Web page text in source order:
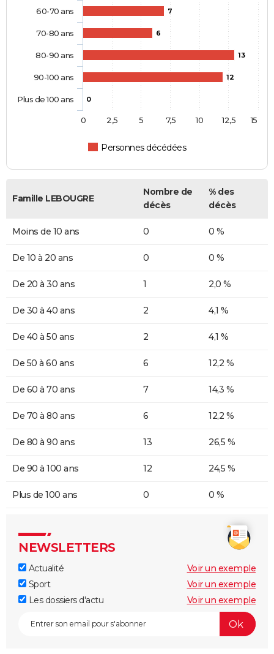
7
6
13
12
0
Personnes décédées
60-70 ans
70-80 ans
80-90 ans
90-100 ans
Plus de 100 ans
0 2,5 5 7,5 10 12,5 15
Famille LEBOUGRE
Nombre de
décès
% des
décès
Moins de 10 ans 0 0 %
De 10 à 20 ans 0 0 %
De 20 à 30 ans 1 2,0 %
De 30 à 40 ans 2 4,1 %
De 40 à 50 ans 2 4,1 %
De 50 à 60 ans 6 12,2 %
De 60 à 70 ans 7 14,3 %
De 70 à 80 ans 6 12,2 %
De 80 à 90 ans 13 26,5 %
De 90 à 100 ans 12 24,5 %
Plus de 100 ans 0 0 %
NEWSLETTERS
Actualité
Voir un exemple
Sport
Voir un exemple
Les dossiers d'actu
Voir un exemple